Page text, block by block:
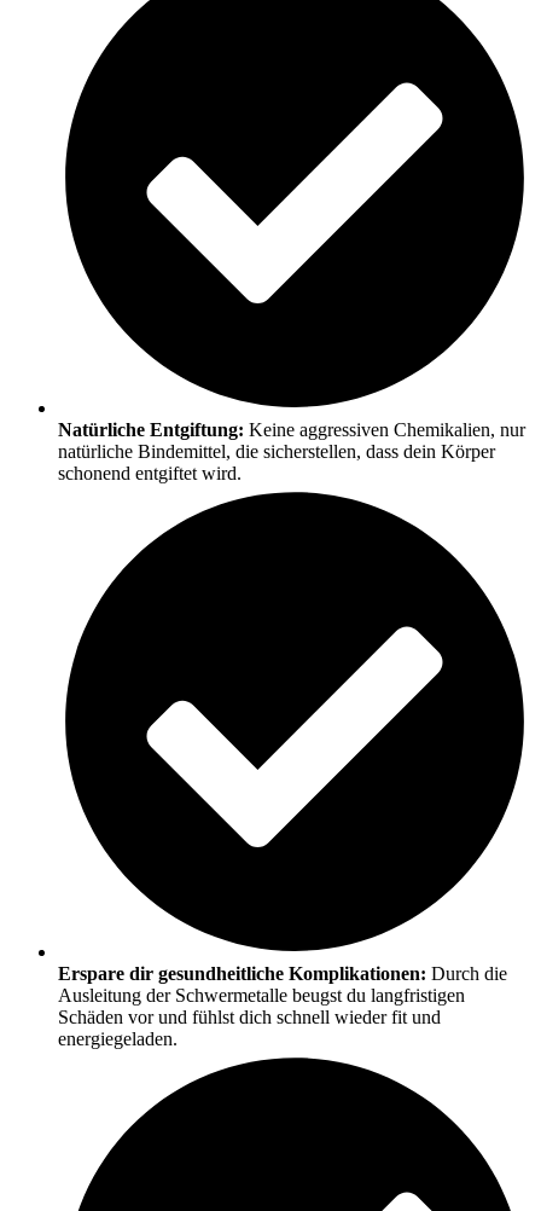
Natürliche Entgiftung: Keine aggressiven Chemikalien, nur
natürliche Bindemittel, die sicherstellen, dass dein Körper
schonend entgiftet wird.
Erspare dir gesundheitliche Komplikationen: Durch die
Ausleitung der Schwermetalle beugst du langfristigen
Schäden vor und fühlst dich schnell wieder fit und
energiegeladen.